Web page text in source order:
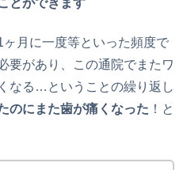
月に一度等といった頻度で
要があり、この通院でまたワ
なる…ということの繰り返し
のにまた歯が痛くなった ！と